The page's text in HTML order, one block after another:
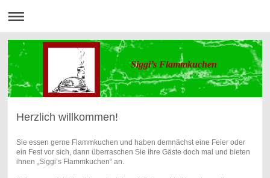
Siggi’s Flammkuchen
Herzlich willkommen!
Sie essen gerne Flammkuchen und haben demnächst eine Feier oder
ein Fest vor sich, dann überraschen Sie Ihre Gäste doch mal und bieten
ihnen „Siggi’s Flammkuchen“ an.